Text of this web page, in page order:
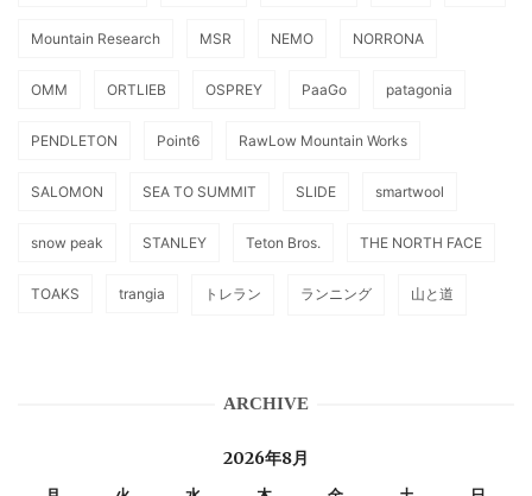
Mountain Research MSR NEMO NORRONA
OMM ORTLIEB OSPREY PaaGo patagonia
PENDLETON Point6 RawLow Mountain Works
SALOMON SEA TO SUMMIT SLIDE smartwool
snow peak STANLEY Teton Bros. THE NORTH FACE
TOAKS trangia トレラン ランニング 山と道
ARCHIVE
2026年8月